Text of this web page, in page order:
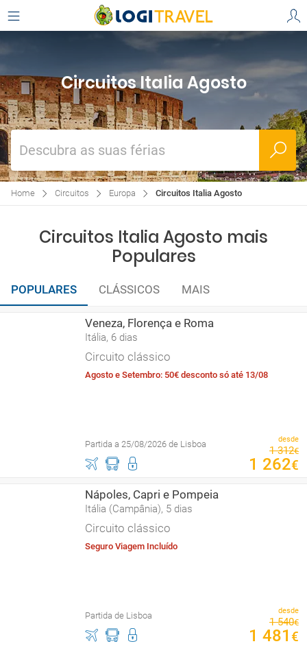
Circuitos Italia Agosto
Descubra as suas férias
Home Circuitos Europa Circuitos Italia Agosto
Circuitos Italia Agosto mais
Populares
POPULARES CLÁSSICOS MAIS
Veneza, Florença e Roma
Itália, 6 dias
Circuito clássico
Agosto e Setembro: 50€ desconto só até 13/08
Partida a 25/08/2026 de Lisboa desde
1 312€
1 262€
Nápoles, Capri e Pompeia
Itália (Campânia), 5 dias
Circuito clássico
Seguro Viagem Incluído
Partida de Lisboa desde
1 540€
1 481 €